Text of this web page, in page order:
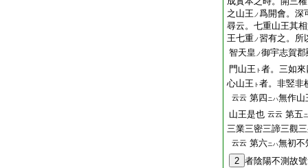
之山王 ノ爲開會。深
尋云。七重山王其
王七重ノ習有之。所
智天皇 ノ御宇志賀郡
門山王 ト 者。三如
心山王 ト 者。非竪非
云云 第四ニハ無作山
山王是也 云云 第五
三業三密三諦三觀
云云 第六ニハ無初不
2 者陰陽不測故